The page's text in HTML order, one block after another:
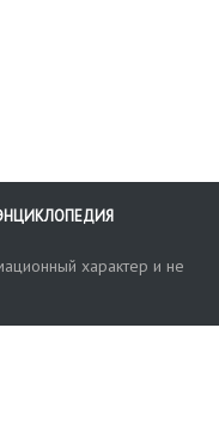
характер и не